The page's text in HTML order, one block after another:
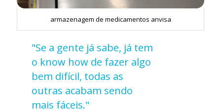
armazenagem de medicamentos anvisa
"Se a gente já sabe, já tem
o know how de fazer algo
bem difícil, todas as
outras acabam sendo
mais fáceis."